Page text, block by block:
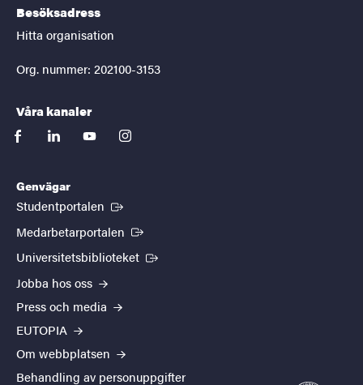
Besöksadress
Hitta organisation
Org. nummer: 202100-3153
Våra kanaler
facebooklinkedinyoutubeinstagram
Genvägar
Studentportalen (Extern länk)
Medarbetarportalen (Extern länk)
Universitetsbiblioteket (Extern länk)
Jobba hos oss
Press och media
EUTOPIA
Om webbplatsen
Behandling av personuppgifter